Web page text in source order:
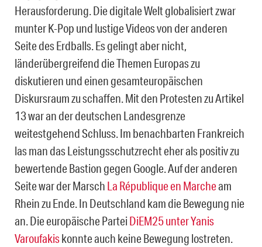
Herausforderung. Die digitale Welt globalisiert zwar
munter K-Pop und lustige Videos von der anderen
Seite des Erdballs. Es gelingt aber nicht,
länderübergreifend die Themen Europas zu
diskutieren und einen gesamteuropäischen
Diskursraum zu schaffen. Mit den Protesten zu Artikel
13 war an der deutschen Landesgrenze
weitestgehend Schluss. Im benachbarten Frankreich
las man das Leistungsschutzrecht eher als positiv zu
bewertende Bastion gegen Google. Auf der anderen
Seite war der Marsch La République en Marcheam
Rhein zu Ende. In Deutschland kam die Bewegung nie
an. Die europäische Partei DiEM25 unter Yanis
Varoufakiskonnte auch keine Bewegung lostreten.